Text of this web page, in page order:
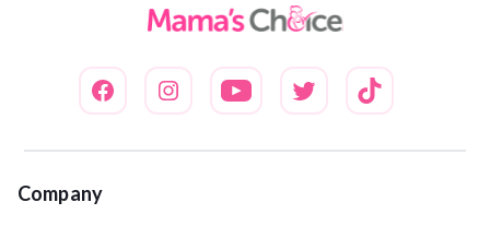
Company